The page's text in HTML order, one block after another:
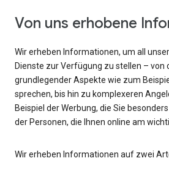
Von uns erhobene
Wir erheben Informationen, um all
Dienste zur Verfügung zu stellen – von
grundlegender Aspekte wie zum
sprechen, bis hin zu komplexeren
Beispiel der Werbung, die Sie
der Personen, die Ihnen online am
Wir erheben Informationen auf zwei